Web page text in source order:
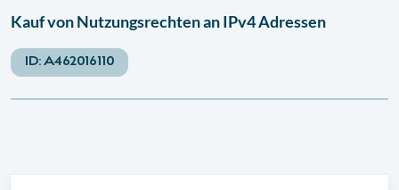
Kauf von Nutzungsrechten an IPv4 Adressen
ID:A462016110